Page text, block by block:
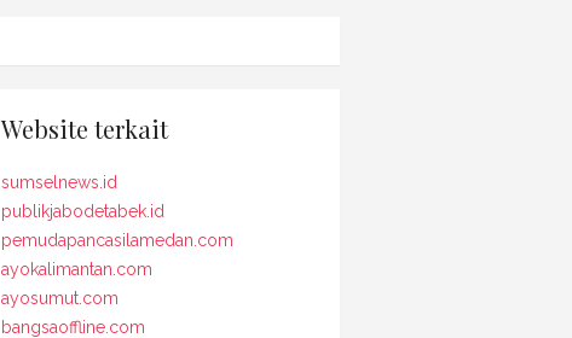
Website terkait
sumselnews.id
publikjabodetabek.id
pemudapancasilamedan.com
ayokalimantan.com
ayosumut.com
bangsaoffline.com